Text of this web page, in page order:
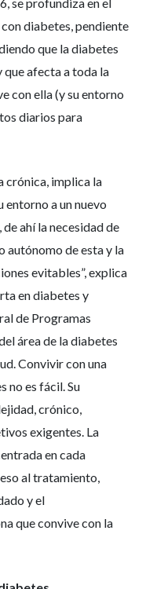
diabetes, pendiente
que la diabetes
que afecta a toda la
con ella (y su entorno
diarios para
crónica, implica la
entorno a un nuevo
ahí la necesidad de
autónomo de esta y la
evitables”, explica
en diabetes y
de Programas
área de la diabetes
Convivir con una
no es fácil. Su
crónico,
exigentes. La
en cada
al tratamiento,
y el
que convive con la